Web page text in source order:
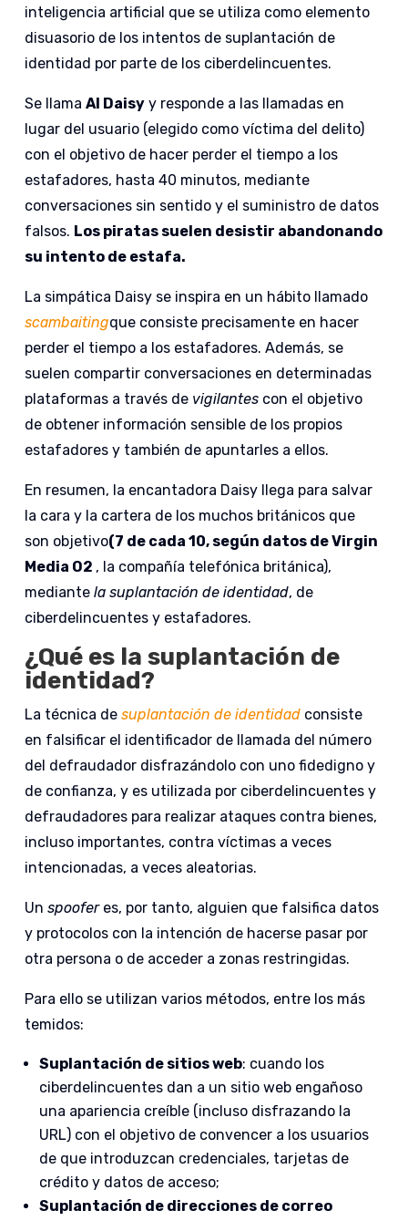
inteligencia artificial que se utiliza como elemento
disuasorio de los intentos de suplantación de
identidad por parte de los ciberdelincuentes.
Se llamaAI Daisy y responde a las llamadas en
lugar del usuario (elegido como víctima del delito)
con el objetivo de hacer perder el tiempo a los
estafadores, hasta 40 minutos, mediante
conversaciones sin sentido y el suministro de datos
falsos. Los piratas suelen desistir abandonando
su intento de estafa.
La simpática Daisy se inspira en un hábito llamado
scambaitingque consiste precisamente en hacer
perder el tiempo a los estafadores. Además, se
suelen compartir conversaciones en determinadas
plataformas a través de vigilantes con el objetivo
de obtener información sensible de los propios
estafadores y también de apuntarles a ellos.
En resumen, la encantadora Daisy llega para salvar
la cara y la cartera de los muchos británicos que
son objetivo(7 de cada 10, según datos de Virgin
Media O2 , la compañía telefónica británica),
mediantela suplantación de identidad, de
ciberdelincuentes y estafadores.
¿Qué es la suplantación de
identidad?
La técnica desuplantación de identidad consiste
en falsificar el identificador de llamada del número
del defraudador disfrazándolo con uno fidedigno y
de confianza, y es utilizada por ciberdelincuentes y
defraudadores para realizar ataques contra bienes,
incluso importantes, contra víctimas a veces
intencionadas, a veces aleatorias.
Unspoofer es, por tanto, alguien que falsifica datos
y protocolos con la intención de hacerse pasar por
otra persona o de acceder a zonas restringidas.
Para ello se utilizan varios métodos, entre los más
temidos:
Suplantación de sitios web: cuando los
ciberdelincuentes dan a un sitio web engañoso
una apariencia creíble (incluso disfrazando la
URL) con el objetivo de convencer a los usuarios
de que introduzcan credenciales, tarjetas de
crédito y datos de acceso;
Suplantación de direcciones de correo